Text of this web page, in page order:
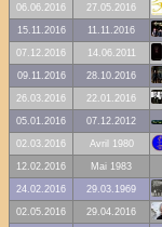
06.06.2016 27.05.2016
15.11.2016
11.11.2016
07.12.2016
14.06.2011
09.11.2016
28.10.2016
26.03.2016
22.01.2016
05.01.2016
07.12.2012
02.03.2016
Avril 1980
12.02.2016
Mai 1983
24.02.2016
29.03.1969
02.05.2016
29.04.2016